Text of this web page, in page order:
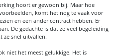
hoort er gewoon bij. Maar hoe
komt het nog te vaak voor
en een ander contract hebben. Er
De gedachte is dat ze veel begeleiding
ze snel uitvallen.
niet het meest gelukkige. Het is